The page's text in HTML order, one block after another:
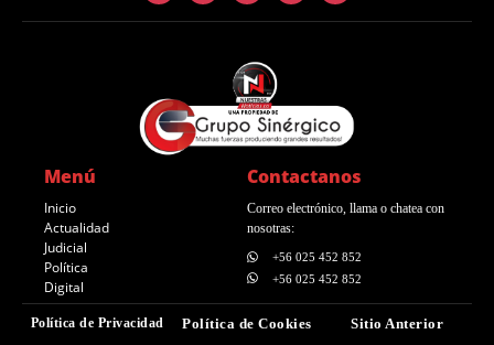
Menú
Inicio
Actualidad
Judicial
Política
Digital
Contactanos
Correo electrónico, llama o chatea con
nosotras:
+56 025 452 852
+56 025 452 852
Política de Privacidad Política de Cookies Sitio Anterior